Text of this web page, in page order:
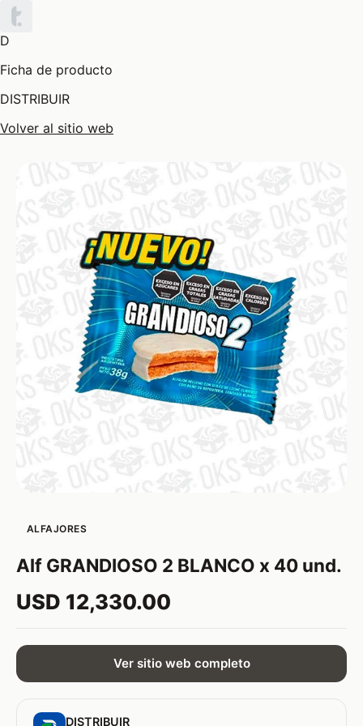
D
Ficha de producto
DISTRIBUIR
Volver al sitio web
ALFAJORES
Alf GRANDIOSO 2 BLANCO x 40 und.
USD 12,330.00
Ver sitio web completo
DISTRIBUIR